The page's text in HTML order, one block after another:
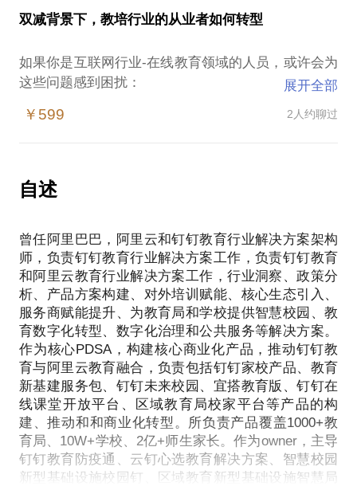
产品如何转型到咨询
文科生能不能做工程师
文科生能不能做云计算专家
我都一一走过
目前竞争的激烈程度可谓千里挑一
但是应聘和面试还是有章可循
如何与面试官沟通
如何找到猎头或内部同学推荐
每一轮面试应该如何展现自己
如何很好的落地生长
薪资待遇如何谈判
不同大厂有什么业务特点
相信你也很关心这些问题
我曾面试过超千人
自己曾两周内成功获得6个年薪百万offer，
曾经获得过offer的企业包括华为、阿里、腾讯、字节
跳动，平安、网易，WPS，声网，联想，讯飞、金
山、中科院、外研社等offer通关大满贯。
曾经工作过的企业有阿里，华为，平安，科大讯飞，
中科院。
但愿能帮你认识新世界
但愿能交流和碰撞
双减背景下，教培行业的从业者如何转型
如果你是互联网行业-在线教育领域的人员，或许会为
这些问题感到困扰：
国家严格限制校外学科类培训机构和在线教育机构发
交教培和在线教育人员面临新的职业发展窗口期
下一站如何转型
我们你能做什么
如果转行
哪些行业是优先选择
产品经理如何转型
市场营销人员如何转型
运营顾问如何转型
研发技术如何转型
需要怎么转型？
学哪些技能？
有哪些需要躲过的坑和跳过的坎？
找谁可以问明白这些事情？
作为一个人一直在教育行业
展开全部
￥599 2人约聊过
自述
曾任阿里巴巴，阿里云和钉钉教育行业解决方案架构
师，负责钉钉教育行业解决方案工作，负责钉钉教育
和阿里云教育行业解决方案工作，行业洞察、政策分
析、产品方案构建、对外培训赋能、核心生态引入、
服务商赋能提升、为教育局和学校提供智慧校园、教
育数字化转型、数字化治理和公共服务等解决方案。
作为核心PDSA，构建核心商业化产品，推动钉钉教
育与阿里云教育融合，负责包括钉钉家校产品、教育
新基建服务包、钉钉未来校园、宜搭教育版、钉钉在
线课堂开放平台、区域教育局校家平台等产品的构
建、推动和和商业化转型。所负责产品覆盖1000+教
育局、10W+学校、2亿+师生家长。作为owner，主导
钉钉教育防疫通、云钉心选教育解决方案、智慧校园
新型基础设施校园钉、区域教育新型基础设施智慧局